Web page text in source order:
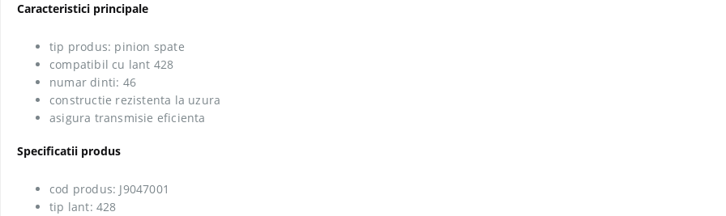
Caracteristici principale
tip produs: pinion spate
compatibil cu lant 428
numar dinti: 46
constructie rezistenta la uzura
asigura transmisie eficienta
Specificatii produs
cod produs: J9047001
tip lant: 428